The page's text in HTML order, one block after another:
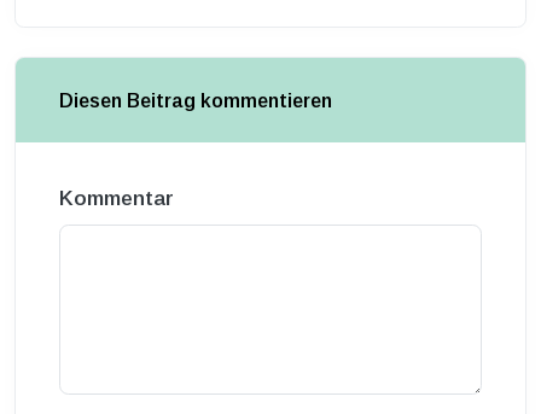
Diesen Beitrag kommentieren
Kommentar